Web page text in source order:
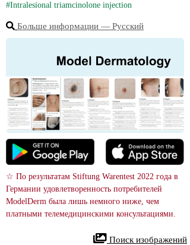
#Intralesional triamcinolone injection
Больше информации ― Русский
☆ По результатам Stiftung Warentest 2022 года в
Германии удовлетворенность потребителей
ModelDerm была лишь немного ниже, чем
платными телемедицинскими консультациями.
Поиск изображений